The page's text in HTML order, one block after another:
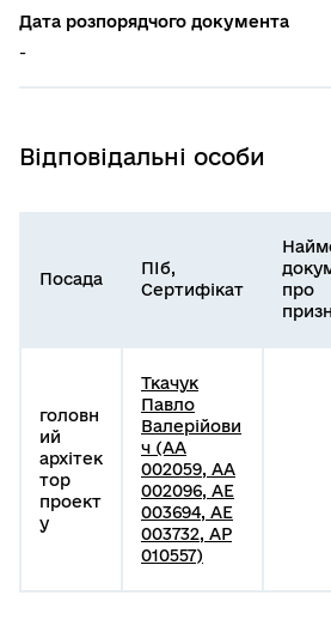
Дата розпорядчого документа
-
Відповідальні особи
Посада
ПІб,
Сертифікат
про
головн
ий
архітек
тор
проект
у
Ткачук
Павло
Валерійови
ч (АА
002059, АА
002096, АЕ
003694, АЕ
003732, АР
010557)